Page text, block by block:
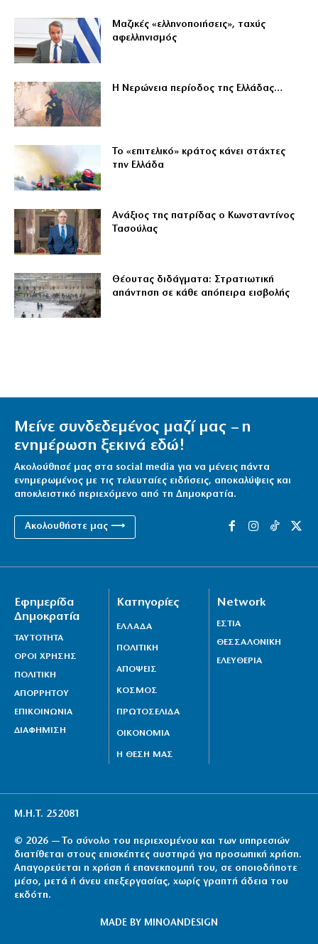
Μαζικές «ελληνοποιήσεις», ταχύς
αφελληνισμός
Η Νερώνεια περίοδος της Ελλάδας…
Το «επιτελικό» κράτος κάνει στάχτες
την Ελλάδα
Ανάξιος της πατρίδας ο Κωνσταντίνος
Τασούλας
Θέουτας διδάγματα: Στρατιωτική
απάντηση σε κάθε απόπειρα εισβολής
Μείνε συνδεδεμένος μαζί μας – η
ενημέρωση ξεκινά εδώ!
Ακολούθησέ μας στα social media για να μένεις πάντα
ενημερωμένος με τις τελευταίες ειδήσεις, αποκαλύψεις και
αποκλειστικό περιεχόμενο από τη Δημοκρατία.
Ακολουθήστε μας ⟶
Εφημερίδα
Δημοκρατία
ΤΑΥΤΟΤΗΤΑ
ΟΡΟΙ ΧΡΗΣΗΣ
ΠΟΛΙΤΙΚΗ
ΑΠΟΡΡΗΤΟΥ
ΕΠΙΚΟΙΝΩΝΙΑ
ΔΙΑΦΗΜΙΣΗ
Κατηγορίες
ΕΛΛΑΔΑ
ΠΟΛΙΤΙΚΗ
ΑΠΟΨΕΙΣ
ΚΟΣΜΟΣ
ΠΡΩΤΟΣΕΛΙΔΑ
ΟΙΚΟΝΟΜΙΑ
Η ΘΕΣΗ ΜΑΣ
Network
ΕΣΤΙΑ
ΘΕΣΣΑΛΟΝΙΚΗ
ΕΛΕΥΘΕΡΙΑ
Μ.Η.Τ. 252081
© 2026 — Το σύνολο του περιεχομένου και των υπηρεσιών
διατίθεται στους επισκέπτες αυστηρά για προσωπική χρήση.
Απαγορεύεται η χρήση ή επανεκπομπή του, σε οποιοδήποτε
μέσο, μετά ή άνευ επεξεργασίας, χωρίς γραπτή άδεια του
εκδότη.
MADE BY MINOANDESIGN